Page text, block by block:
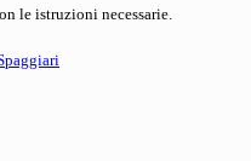
le istruzioni necessarie.